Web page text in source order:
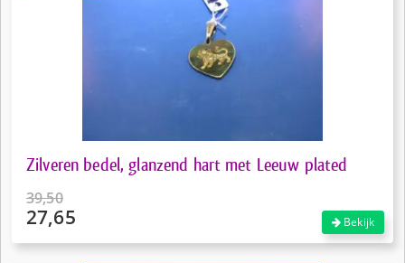
Zilveren bedel, glanzend hart met Leeuw plated
39,50
Oorspronkelijke
27,65 Bekijk